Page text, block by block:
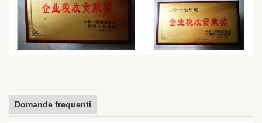
Domande frequenti